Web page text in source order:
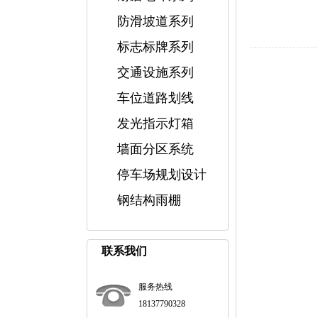
防滑坡道系列
标志标牌系列
交通设施系列
车位道路划线
发光指示灯箱
墙面分区系统
停车场规划设计
钢结构雨棚
联系我们
服务热线
18137790328